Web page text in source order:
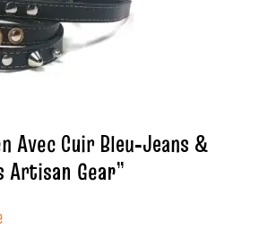
Avec Cuir Bleu‑Jeans &
Artisan Gear”